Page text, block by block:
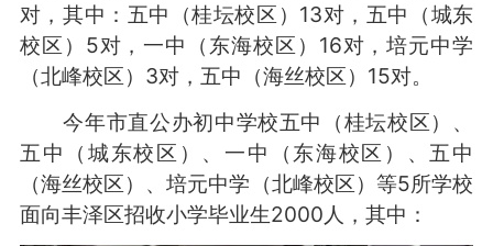
对，其中：五中（桂坛校区）13对，五中（城东
校区）5对，一中（东海校区）16对，培元中学
（北峰校区）3对，五中（海丝校区）15对。
今年市直公办初中学校五中（桂坛校区）、
五中（城东校区）、一中（东海校区）、五中
（海丝校区）、培元中学（北峰校区）等5所学校
面向丰泽区招收小学毕业生2000人，其中：